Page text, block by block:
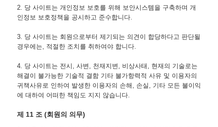
2. 당 사이트는 개인정보 보호를 위해 보안시스템을 구축하며 개
인정보 보호정책을 공시하고 준수합니다.
3. 당 사이트는 회원으로부터 제기되는 의견이 합당하다고 판단될
경우에는, 적절한 조치를 취하여야 합니다.
4. 당 사이트는 전시, 사변, 천재지변, 비상사태, 현재의 기술로는
해결이 불가능한 기술적 결함 기타 불가항력적 사유 및 이용자의
귀책사유로 인하여 발생한 이용자의 손해, 손실, 기타 모든 불이익
에 대하여 어떠한 책임도 지지 않습니다.
제 11 조 (회원의 의무)